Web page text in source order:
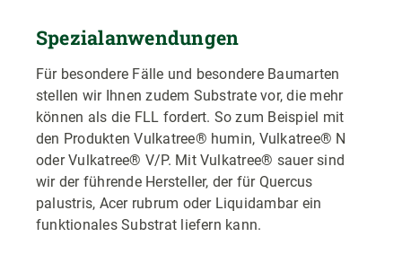
Spezialanwendungen
Für besondere Fälle und besondere Baumarten
stellen wir Ihnen zudem Substrate vor, die mehr
können als die FLL fordert. So zum Beispiel mit
den Produkten Vulkatree® humin, Vulkatree® N
oder Vulkatree® V/P. Mit Vulkatree® sauer sind
wir der führende Hersteller, der für Quercus
palustris, Acer rubrum oder Liquidambar ein
funktionales Substrat liefern kann.